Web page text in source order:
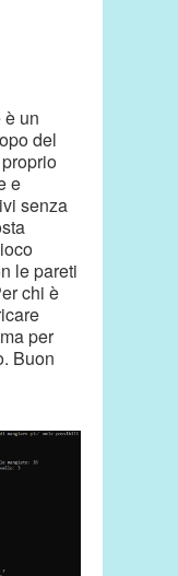
un
del
e
senza
le pareti
chi è
per
Buon